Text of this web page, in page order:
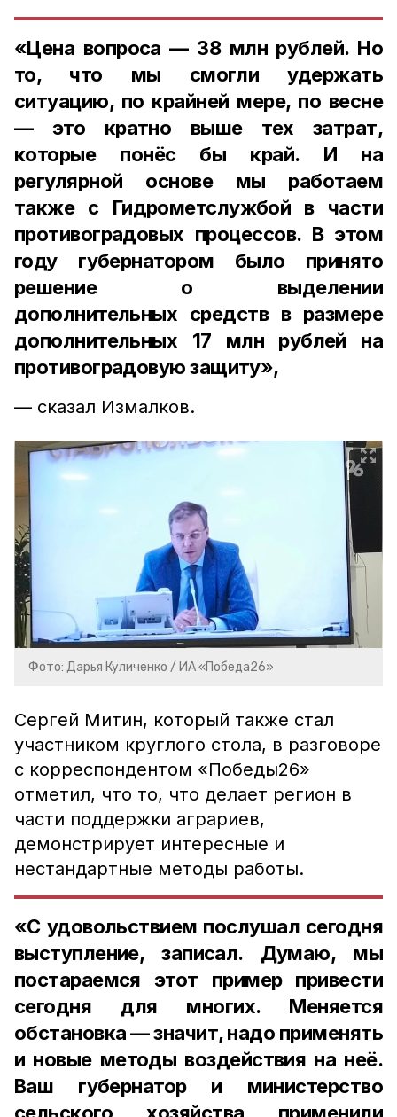
«Цена вопроса — 38 млн рублей. Но
то, что мы смогли удержать
ситуацию, по крайней мере, по весне
— это кратно выше тех затрат,
которые понёс бы край. И на
регулярной основе мы работаем
также с Гидрометслужбой в части
противоградовых процессов. В этом
году губернатором было принято
решение о выделении
дополнительных средств в размере
дополнительных 17 млн рублей на
противоградовую защиту»,
— сказал Измалков.
Фото: Дарья Куличенко / ИА «Победа26»
Сергей Митин, который также стал
участником круглого стола, в разговоре
с корреспондентом «Победы26»
отметил, что то, что делает регион в
части поддержки аграриев,
демонстрирует интересные и
нестандартные методы работы.
«С удовольствием послушал сегодня
выступление, записал. Думаю, мы
постараемся этот пример привести
сегодня для многих. Меняется
обстановка — значит, надо применять
и новые методы воздействия на неё.
Ваш губернатор и министерство